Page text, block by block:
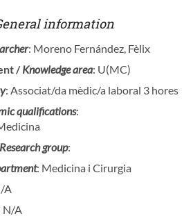
information
: Moreno Fernández, Fèlix
/Knowledge area: U(MC)
: Associat/da mèdic/a laboral 3 hores
qualifications:
Research group:
: Medicina i Cirurgia
A
N/A